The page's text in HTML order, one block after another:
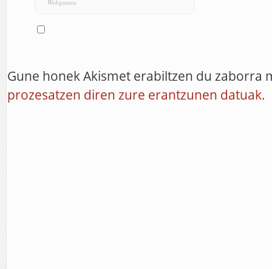
Gune honek Akismet erabiltzen du zaborra
prozesatzen diren zure erantzunen datuak.